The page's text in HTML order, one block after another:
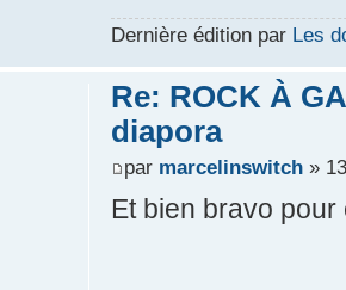
Dernière édition par Les
Re: ROCK À
diapora
par marcelinswitch»
Et bien bravo